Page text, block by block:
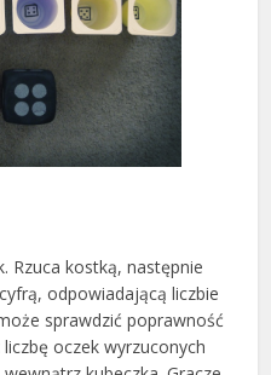
Rzuca kostką, następnie
odpowiadającą liczbie
sprawdzić poprawność
oczek wyrzuconych